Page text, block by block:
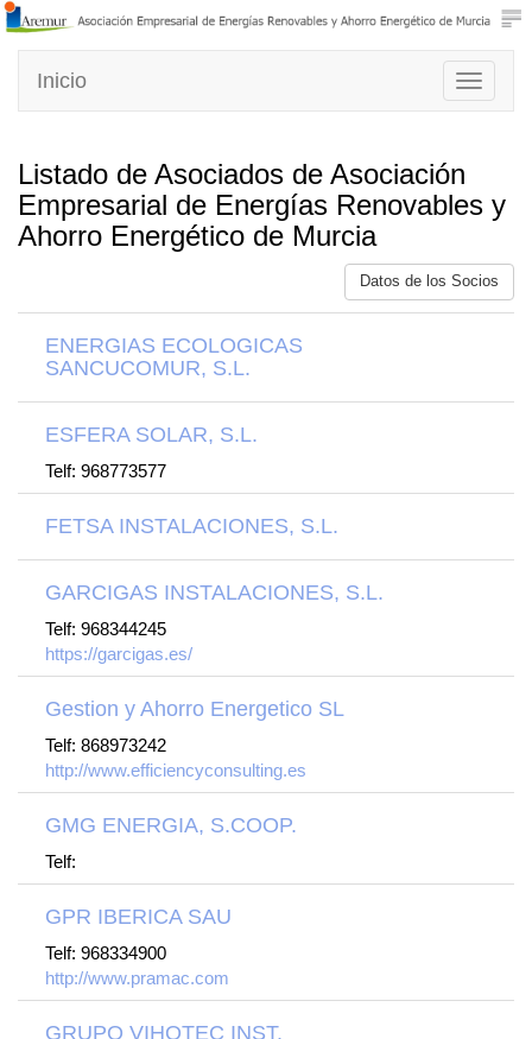
Toggle
Inicio
Listado de Asociados de Asociación
Empresarial de Energías Renovables y
Ahorro Energético de Murcia
Datos de los Socios
ENERGIAS ECOLOGICAS
SANCUCOMUR, S.L.
ESFERA SOLAR, S.L.
Telf: 968773577
FETSA INSTALACIONES, S.L.
GARCIGAS INSTALACIONES, S.L.
Telf: 968344245
https://garcigas.es/
Gestion y Ahorro Energetico SL
Telf: 868973242
http://www.efficiencyconsulting.es
GMG ENERGIA, S.COOP.
Telf:
GPR IBERICA SAU
Telf: 968334900
http://www.pramac.com
GRUPO VIHOTEC INST.